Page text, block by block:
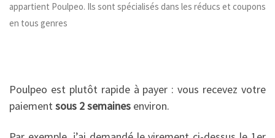
appartient Poulpeo. Ils sont spécialisés dans les réducs et coupons
en tous genres
Poulpeo est plutôt rapide à payer : vous recevez votre
paiementsous 2 semaines environ.